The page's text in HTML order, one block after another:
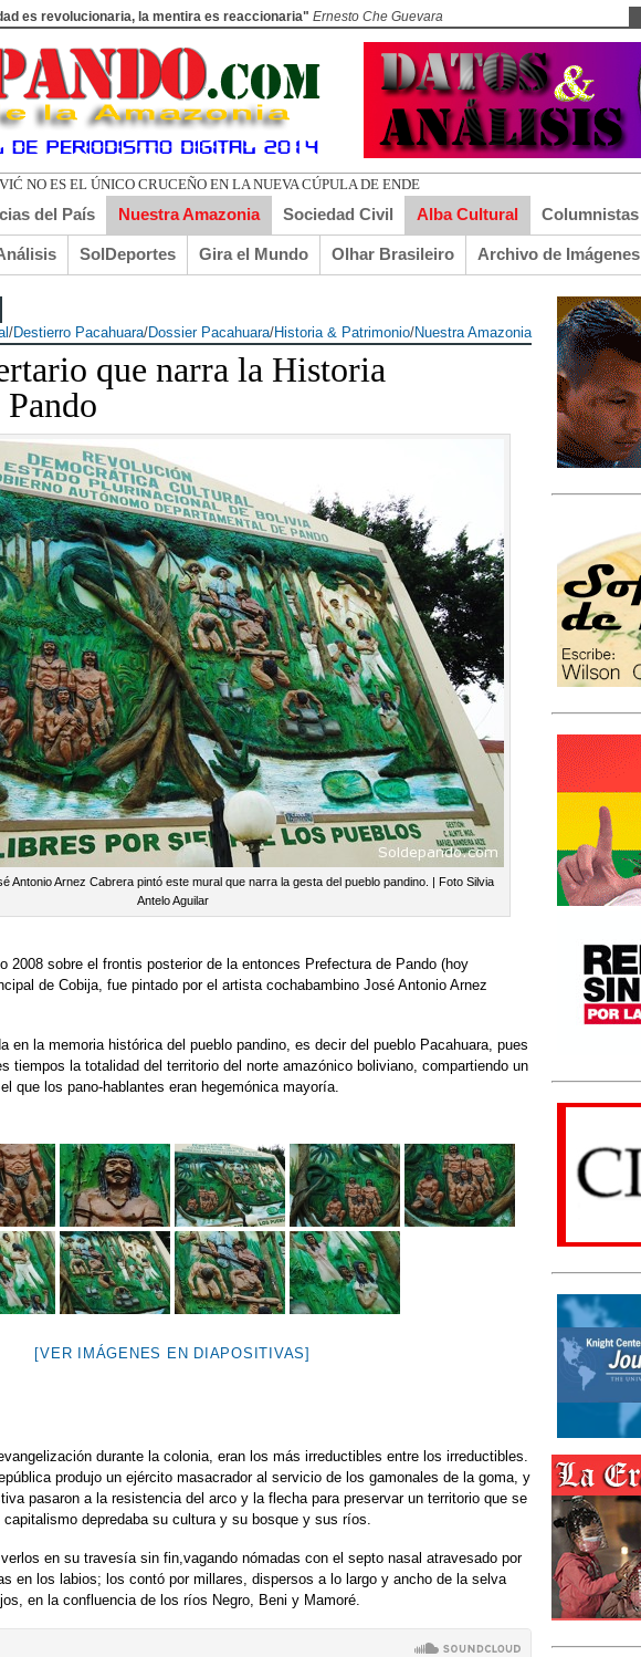
es revolucionaria, la mentira es reaccionaria" Ernesto Che Guevara
del País Nuestra Amazonia Sociedad Civil Alba Cultural Columnistas
SolDeportes Gira el Mundo Olhar Brasileiro Archivo de Imágenes
/Destierro Pacahuara/Dossier Pacahuara/Historia & Patrimonio/Nuestra Amazonia
que narra la Historia
Pando
Antonio Arnez Cabrera pintó este mural que narra la gesta del pueblo pandino. | Foto Silvia
Antelo Aguilar
2008 sobre el frontis posterior de la entonces Prefectura de Pando (hoy
de Cobija, fue pintado por el artista cochabambino José Antonio Arnez
en la memoria histórica del pueblo pandino, es decir del pueblo Pacahuara, pues
tiempos la totalidad del territorio del norte amazónico boliviano, compartiendo un
que los pano-hablantes eran hegemónica mayoría.
[VER IMÁGENES EN DIAPOSITIVAS]
durante la colonia, eran los más irreductibles entre los irreductibles.
produjo un ejército masacrador al servicio de los gamonales de la goma, y
pasaron a la resistencia del arco y la flecha para preservar un territorio que se
capitalismo depredaba su cultura y su bosque y sus ríos.
en su travesía sin fin,vagando nómadas con el septo nasal atravesado por
en los labios; los contó por millares, dispersos a lo largo y ancho de la selva
en la confluencia de los ríos Negro, Beni y Mamoré.